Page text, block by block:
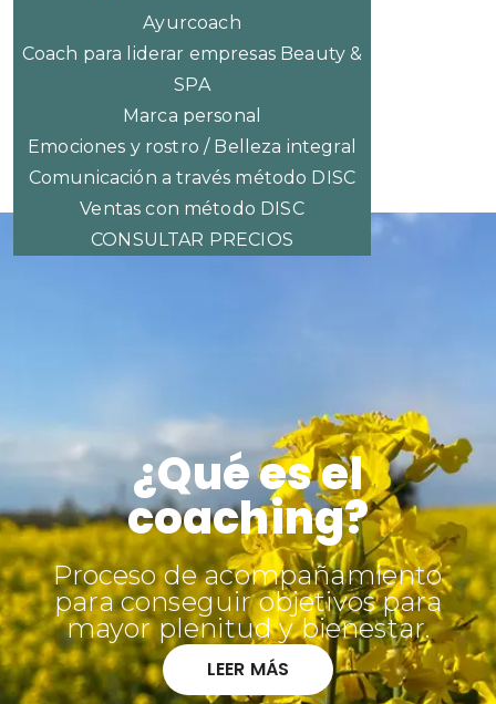
Ayurcoach
Coach para liderar empresas Beauty &
SPA
Marca personal
Emociones y rostro / Belleza integral
Comunicación a través método DISC
Ventas con método DISC
CONSULTAR PRECIOS
¿Qué es el
coaching?
Proceso de acompañamiento
para conseguir objetivos para
mayor plenitud y bienestar.
LEER MÁS